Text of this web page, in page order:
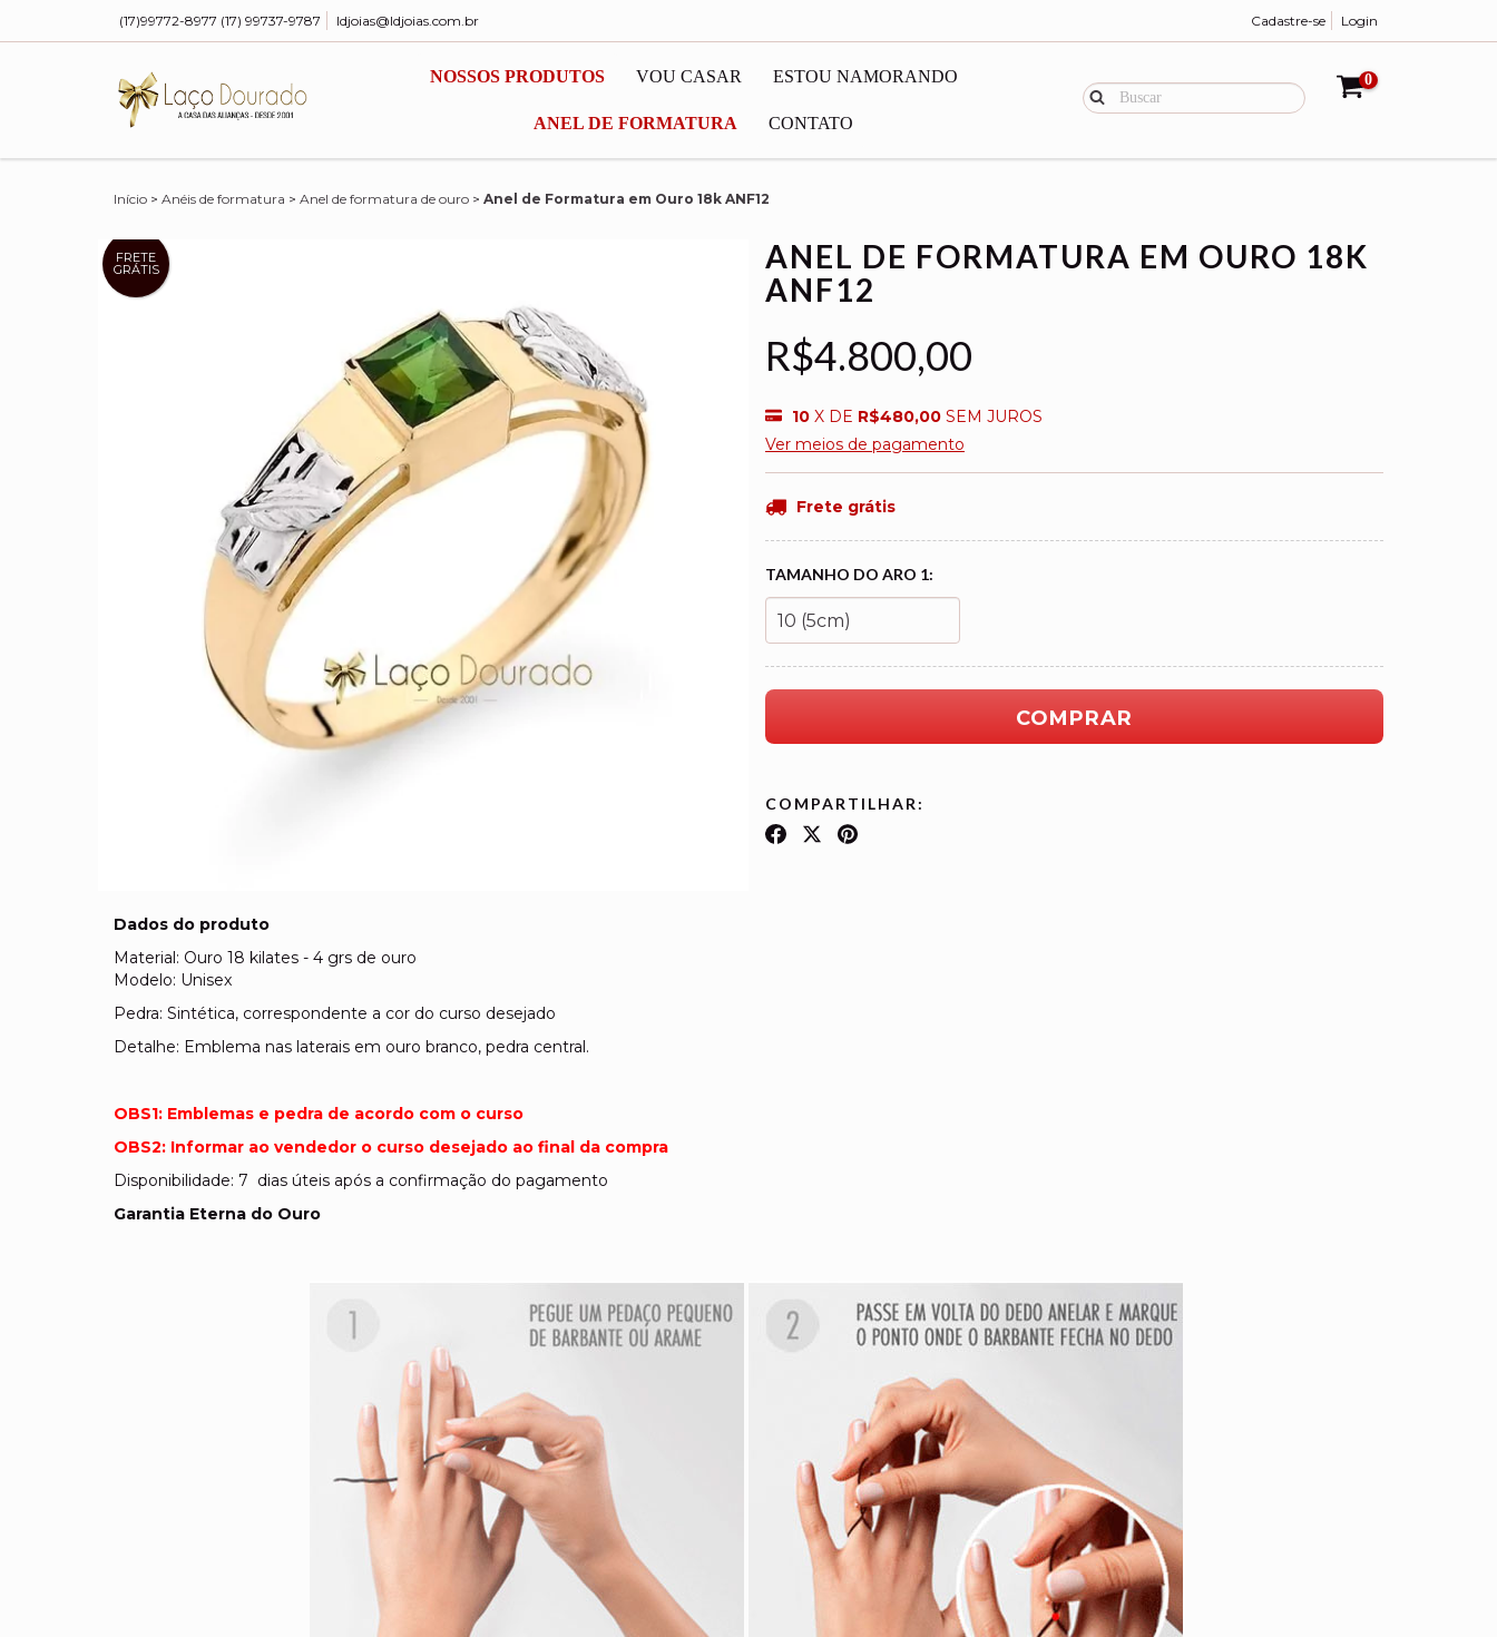
(17)99772-8977 (17) 99737-9787 ldjoias@ldjoias.com.br Cadastre-se Login
NOSSOS PRODUTOS VOU CASAR ESTOU NAMORANDO
ANEL DE FORMATURA CONTATO
0
Início > Anéis de formatura > Anel de formatura de ouro > Anel de Formatura em Ouro 18k ANF12
FRETE
GRÁTIS
ANEL DE FORMATURA EM OURO 18K
ANF12
R$4.800,00
10 X DE R$480,00 SEM JUROS
Ver meios de pagamento
Frete grátis
TAMANHO DO ARO 1:
COMPARTILHAR:
Dados do produto
Material: Ouro 18 kilates - 4 grs de ouro
Modelo: Unisex
Pedra: Sintética, correspondente a cor do curso desejado
Detalhe: Emblema nas laterais em ouro branco, pedra central.
OBS1: Emblemas e pedra de acordo com o curso
OBS2: Informar ao vendedor o curso desejado ao final da compra
Disponibilidade: 7 dias úteis após a confirmação do pagamento
Garantia Eterna do Ouro